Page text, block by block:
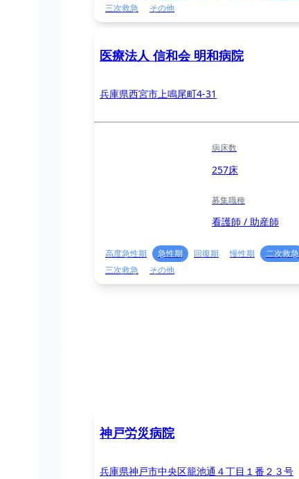
三次救急
その他
医療法人 信和会 明和病院
兵庫県西宮市上鳴尾町4-31
病床数
257床
募集職種
看護師 / 助産師
高度急性期 急性期 回復期 慢性期
二次救急
三次救急
その他
神戸労災病院
兵庫県神戸市中央区籠池通４丁目１番２３号